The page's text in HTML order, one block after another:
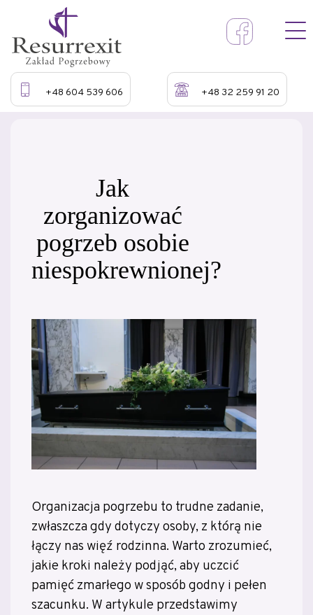
+48 604 539 606 +48 32 259 91 20
Jak
zorganizować
pogrzeb osobie
niespokrewnionej?
Organizacja pogrzebu to trudne zadanie,
zwłaszcza gdy dotyczy osoby, z którą nie
łączy nas więź rodzinna. Warto zrozumieć,
jakie kroki należy podjąć, aby uczcić
pamięć zmarłego w sposób godny i pełen
szacunku. W artykule przedstawimy